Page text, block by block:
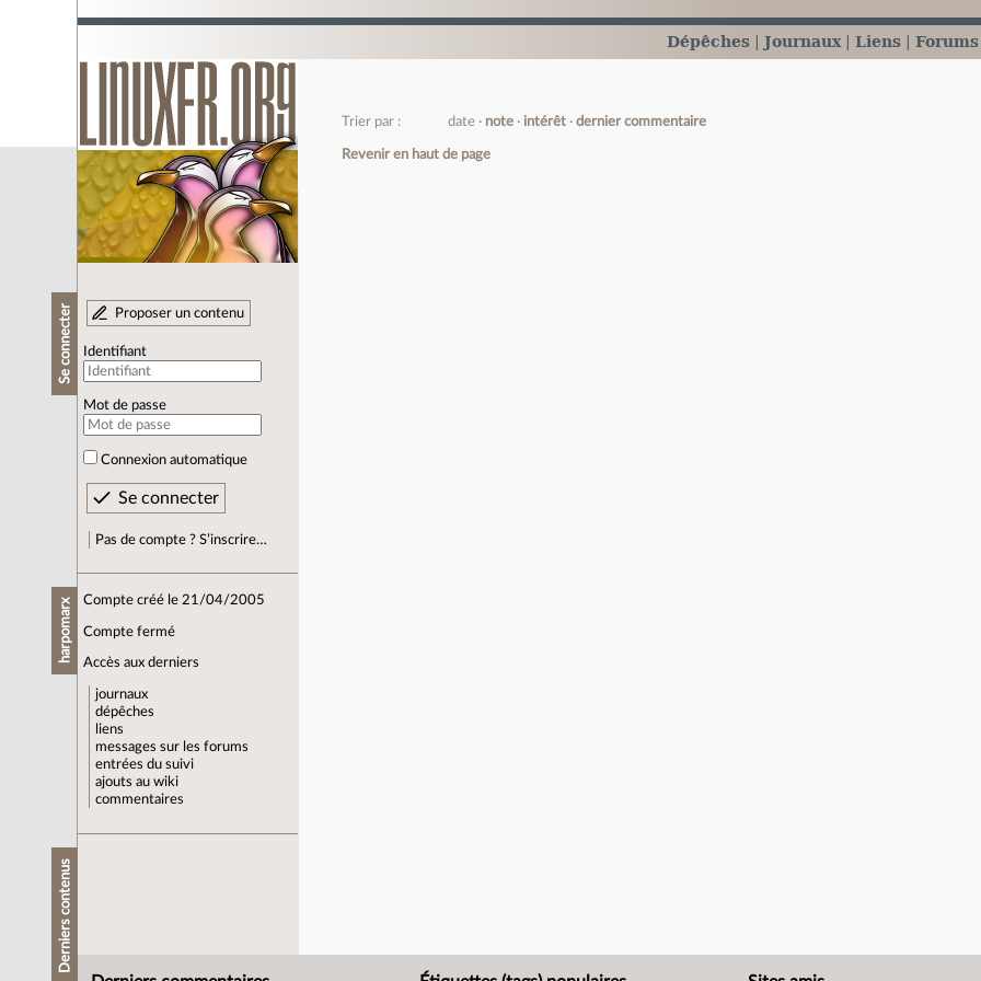
Dépêches Journaux Liens Forums
Se connecter Proposer un contenu
Identifiant
Mot de passe
Connexion automatique
Pas de compte ? S’inscrire…
harpomarx Compte créé le 21/04/2005
Compte fermé
Accès aux derniers
journaux
dépêches
liens
messages sur les forums
entrées du suivi
ajouts au wiki
commentaires
Derniers contenus
Trier par : date note intérêt dernier commentaire
Revenir en haut de page